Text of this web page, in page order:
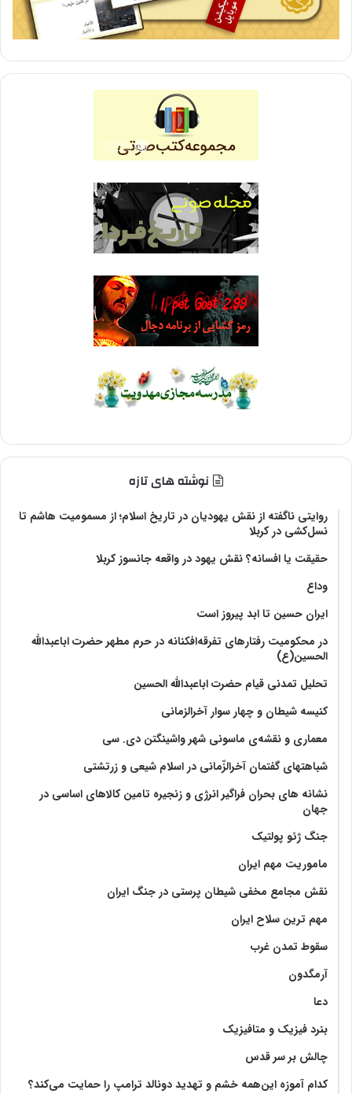
نوشته های تازه
روایتی ناگفته از نقش یهودیان در تاریخ اسلام؛ از مسمومیت هاشم تا
نسل‌کشی در کربلا
حقیقت یا افسانه؟‌ نقش یهود در واقعه جانسوز کربلا
وداع
ایران حسین تا ابد پیروز است
در محکومیت رفتارهای تفرقه‌افکنانه در حرم مطهر حضرت اباعبدالله
الحسین(ع)
تحلیل تمدنی قیام حضرت اباعبدالله الحسین
کنیسه شیطان و چهار سوار آخرالزمانی
معماری و نقشه‌ی ماسونی شهر واشينگتن دی. سی
شباهتهای گفتمان آخر‌الزّمانی در اسلام شیعی و زرتشتی
نشانه های بحران فراگیر انرژی و زنجیره تامین کالاهای اساسی در
جهان
جنگ ژئو پولتیک
ماموریت مهم ایران
نقش مجامع مخفی شیطان پرستی در جنگ ایران
مهم ترین سلاح ایران
سقوط تمدن غرب
آرمگدون
دعا
بنرد فیزیک و متافیزیک
چالش بر سر قدس
کدام آموزه این‌همه خشم و تهدید دونالد ترامپ را حمایت می‌کند؟